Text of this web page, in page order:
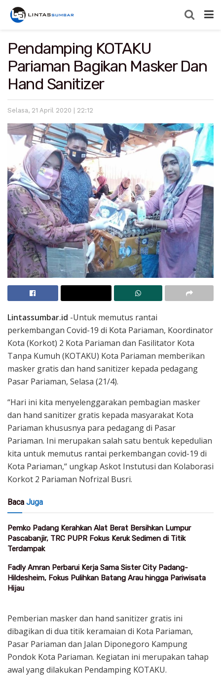
Pendamping KOTAKU
Pariaman Bagikan Masker Dan
Hand Sanitizer
Selasa, 21 April 2020 | 22:12
Lintassumbar.id -Untuk memutus rantai
perkembangan Covid-19 di Kota Pariaman, Koordinator
Kota (Korkot) 2 Kota Pariaman dan Fasilitator Kota
Tanpa Kumuh (KOTAKU) Kota Pariaman memberikan
masker gratis dan hand sanitizer kepada pedagang
Pasar Pariaman, Selasa (21/4).
“Hari ini kita menyelenggarakan pembagian masker
dan hand sanitizer gratis kepada masyarakat Kota
Pariaman khususnya para pedagang di Pasar
Pariaman. Ini merupakan salah satu bentuk kepedulian
kita untuk memutus rantai perkembangan covid-19 di
Kota Pariaman,“ ungkap Askot Instutusi dan Kolaborasi
Korkot 2 Pariaman Nofrizal Busri.
Baca Juga
Pemko Padang Kerahkan Alat Berat Bersihkan Lumpur
Pascabanjir, TRC PUPR Fokus Keruk Sedimen di Titik
Terdampak
Fadly Amran Perbarui Kerja Sama Sister City Padang-
Hildesheim, Fokus Pulihkan Batang Arau hingga Pariwisata
Hijau
Pemberian masker dan hand sanitizer gratis ini
dibagikan di dua titik keramaian di Kota Pariaman,
Pasar Pariaman dan Jalan Diponegoro Kampung
Pondok Kota Pariaman. Kegiatan ini merupakan tahap
awal yang dilakukan Pendamping KOTAKU.